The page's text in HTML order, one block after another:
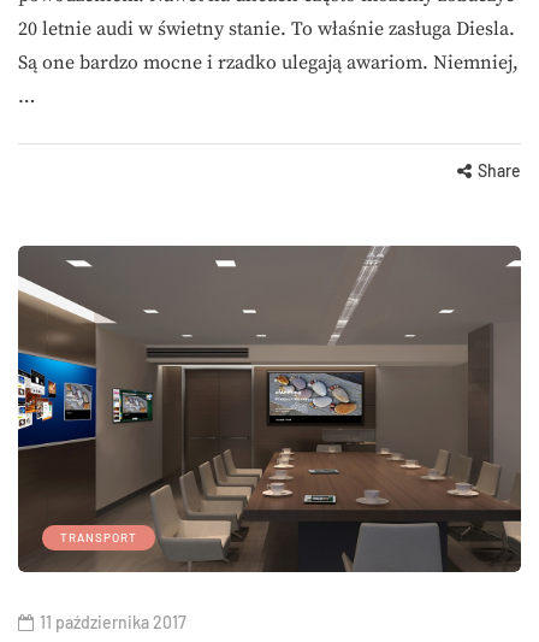
20 letnie audi w świetny stanie. To właśnie zasługa Diesla.
Są one bardzo mocne i rzadko ulegają awariom. Niemniej,
…
Share
TRANSPORT
11 października 2017